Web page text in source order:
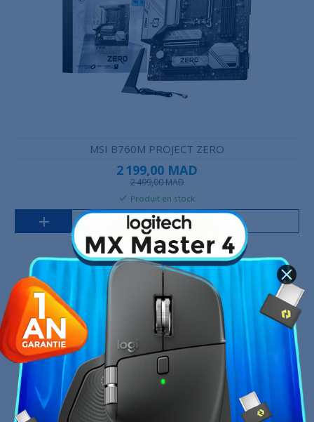
MSI B760M PROJECT ZERO
2 199,00 MAD
2 499,00 MAD
Produit en stock
Ajouter au panier